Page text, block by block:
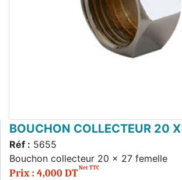
BOUCHON COLLECTEUR 20
Réf : 5655
Bouchon collecteur 20 x 27 femelle
Prix : 4,000 DTNet TTC